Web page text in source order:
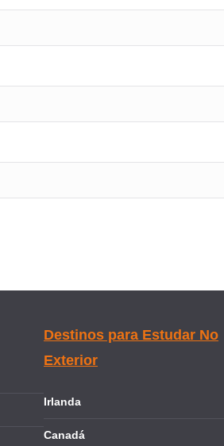
Destinos para Estudar No
Exterior
Irlanda
Canadá